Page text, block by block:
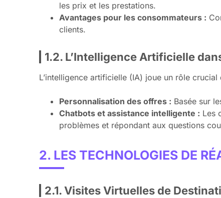
les prix et les prestations.
Avantages pour les consommateurs :
clients.
1.2. L’Intelligence Artificielle
L’intelligence artificielle (IA) joue un rôle
Personnalisation des offres : Basée sur
Chatbots et assistance intelligente : Les
problèmes et répondant aux questions
2. LES TECHNOLOGIES DE
2.1. Visites Virtuelles de